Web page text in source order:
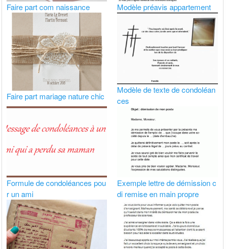
Faire part com naissance Modèle préavis appartement
Faire part mariage nature chic
Modèle de texte de condoléan
ces
Formule de condoléances pou
r un ami
Exemple lettre de démission c
di remise en main propre